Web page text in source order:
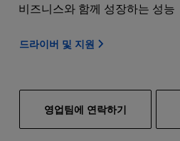
비즈니스와 함께 성장하는 성능
드라이버 및 지원
영업팀에 연락하기